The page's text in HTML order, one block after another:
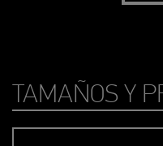
TAMAÑOS Y